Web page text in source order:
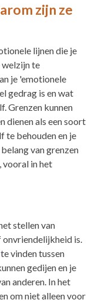
zijn ze
lijnen die je
welzijn te
je 'emotionele
gedrag is en wat
Grenzen kunnen
dienen als een soort
te behouden en je
van grenzen
vooral in het
stellen van
is.
te vinden tussen
gedijen en je
anderen. In het
om niet alleen voor